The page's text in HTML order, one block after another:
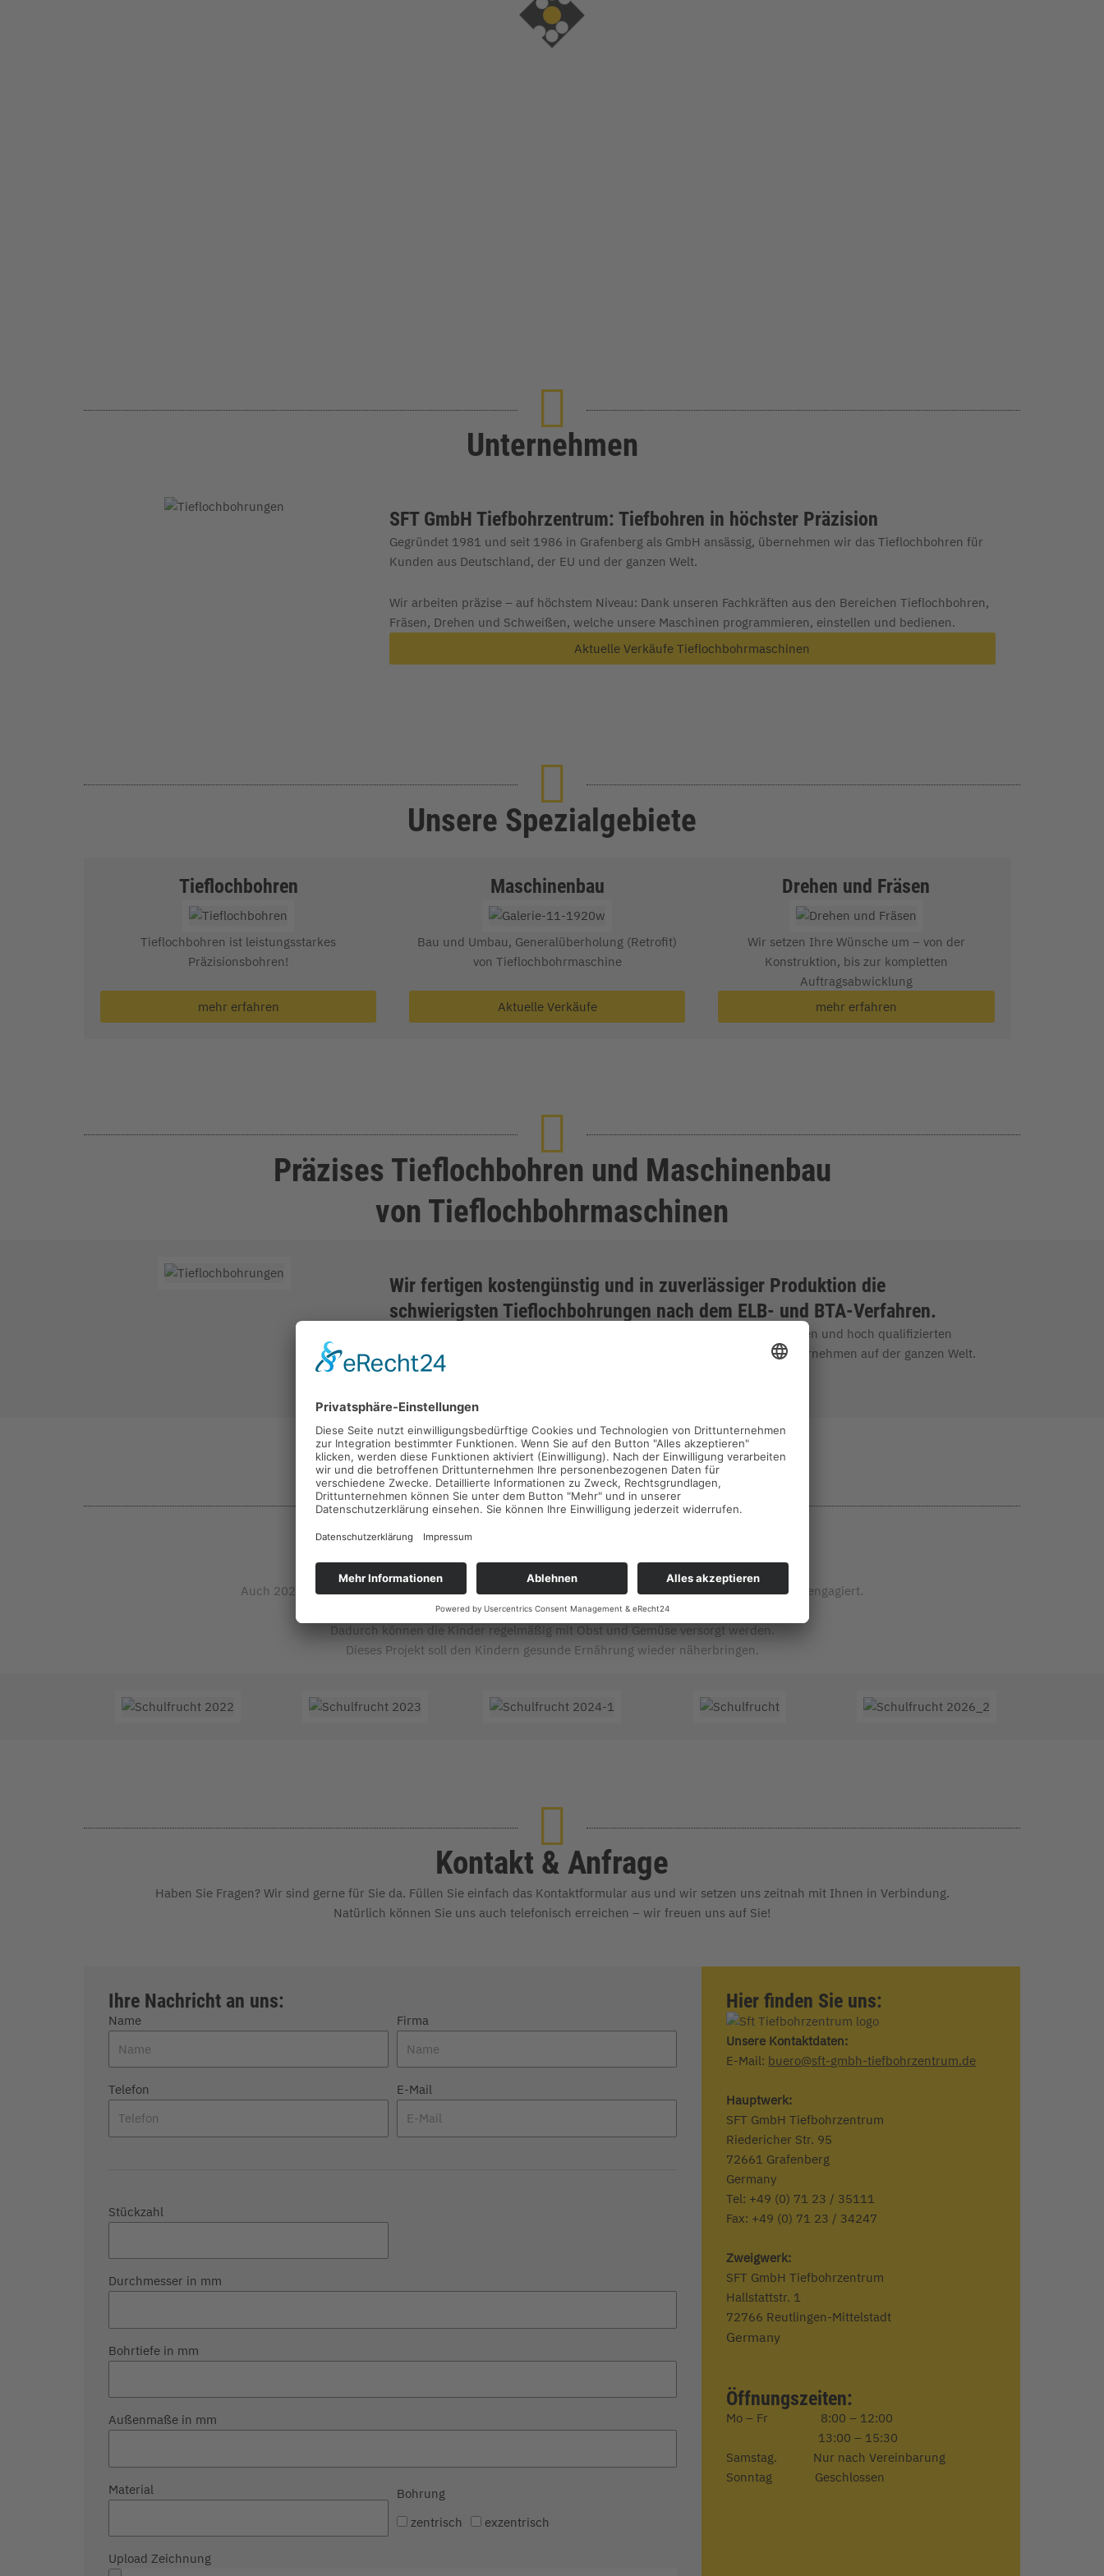
Unternehmen
SFT GmbH Tiefbohrzentrum: Tiefbohren in höchster Präzision
Gegründet 1981 und seit 1986 in Grafenberg als GmbH ansässig, übernehmen wir das Tieflochbohren für
Kunden aus Deutschland, der EU und der ganzen Welt.
Wir arbeiten präzise – auf höchstem Niveau: Dank unseren Fachkräften aus den Bereichen Tieflochbohren,
Fräsen, Drehen und Schweißen, welche unsere Maschinen programmieren, einstellen und bedienen.
Aktuelle Verkäufe Tieflochbohrmaschinen
Unsere Spezialgebiete
Tieflochbohren
Tieflochbohren ist leistungsstarkes
Präzisionsbohren!
mehr erfahren
Maschinenbau
Bau und Umbau, Generalüberholung (Retrofit)
von Tieflochbohrmaschine
Aktuelle Verkäufe
Drehen und Fräsen
Wir setzen Ihre Wünsche um – von der
Konstruktion, bis zur kompletten
Auftragsabwicklung
mehr erfahren
Präzises Tieflochbohren und Maschinenbau
von Tieflochbohrmaschinen
Wir fertigen kostengünstig und in zuverlässiger Produktion die
schwierigsten Tieflochbohrungen nach dem ELB- und BTA-Verfahren.
Mit unserem technischen Know-How, dem Einsatz modernster Technologien und hoch qualifizierten
Mitarbeitern sind wir der zuverlässige Partner renommierter Industrieunternehmen auf der ganzen Welt.
Schulfrucht im Kindergarten
Auch 2025 haben wir uns mit einer finanziellen Spende für das Projekt Schulfrucht im Kindergarten engagiert.
Mit unserer Spende unterstützen wir den Kindergarten in Grafenberg.
Dadurch können die Kinder regelmäßig mit Obst und Gemüse versorgt werden.
Dieses Projekt soll den Kindern gesunde Ernährung wieder näherbringen.
Kontakt & Anfrage
Haben Sie Fragen? Wir sind gerne für Sie da. Füllen Sie einfach das Kontaktformular aus und wir setzen uns zeitnah mit Ihnen in Verbindung.
Natürlich können Sie uns auch telefonisch erreichen – wir freuen uns auf Sie!
Ihre Nachricht an uns:
Name Firma
Telefon E-Mail
Stückzahl
Durchmesser in mm
Bohrtiefe in mm
Außenmaße in mm
Material
Bohrung
zentrisch
exzentrisch
Upload Zeichnung
Hier finden Sie uns:
Unsere Kontaktdaten:
E-Mail: buero@sft-gmbh-tiefbohrzentrum.de
Hauptwerk:
SFT GmbH Tiefbohrzentrum
Riedericher Str. 95
72661 Grafenberg
Germany
Tel: +49 (0) 71 23 / 35111
Fax: +49 (0) 71 23 / 34247
Zweigwerk:
SFT GmbH Tiefbohrzentrum
Hallstattstr. 1
72766 Reutlingen-Mittelstadt
Germany
Öffnungszeiten:
Mo – Fr 8:00 – 12:00
13:00 – 15:30
Samstag. Nur nach Vereinbarung
Sonntag Geschlossen